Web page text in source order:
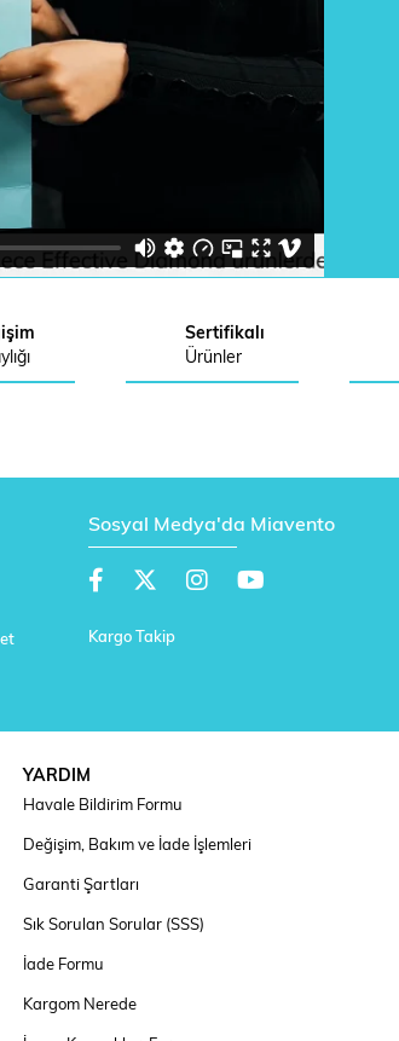
Sertifikalı
Ürünler
Sosyal Medya'da Miavento
Kargo Takip
YARDIM
Havale Bildirim Formu
Değişim, Bakım ve İade İşlemleri
Garanti Şartları
Sık Sorulan Sorular (SSS)
İade Formu
Kargom Nerede